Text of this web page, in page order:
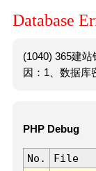
Database
(1040) 365建
因：1、数据库
PHP Debug
No. File